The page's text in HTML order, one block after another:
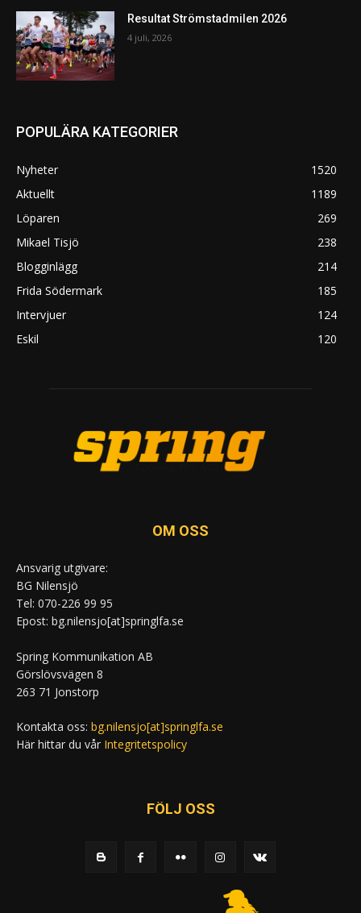
Resultat Strömstadmilen 2026
4 juli, 2026
POPULÄRA KATEGORIER
Nyheter
1520
Aktuellt
1189
Löparen
269
Mikael Tisjö
238
Blogginlägg
214
Frida Södermark
185
Intervjuer
124
Eskil
120
OM OSS
Ansvarig utgivare:
BG Nilensjö
Tel: 070-226 99 95
Epost: bg.nilensjo[at]springlfa.se
Spring Kommunikation AB
Görslövsvägen 8
263 71 Jonstorp
Kontakta oss: bg.nilensjo[at]springlfa.se
Här hittar du vår Integritetspolicy
FÖLJ OSS